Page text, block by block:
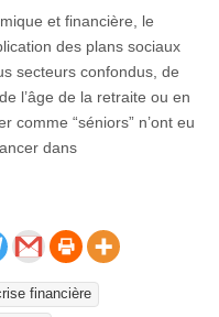
et financière, le
des plans sociaux
secteurs confondus, de
l’âge de la retraite ou en
comme “séniors” n’ont eu
dans
financière